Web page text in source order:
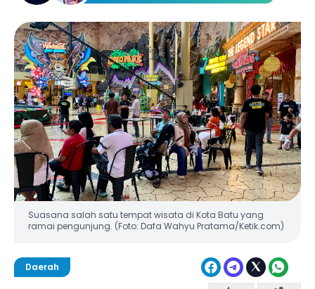
Suasana salah satu tempat wisata di Kota Batu yang
ramai pengunjung. (Foto: Dafa Wahyu Pratama/Ketik.com)
Daerah